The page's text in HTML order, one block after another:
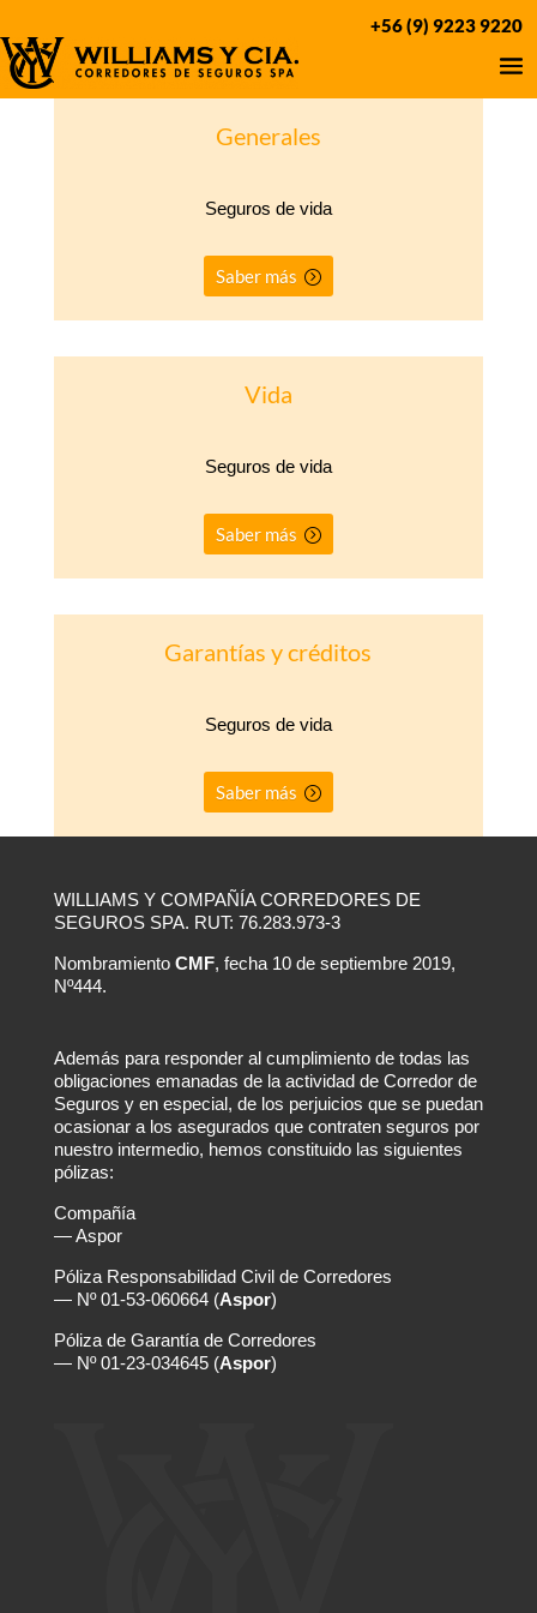
+56 (9) 9223 9220
Generales
Seguros de vida
Saber más
Vida
Seguros de vida
Saber más
Garantías y créditos
Seguros de vida
Saber más
WILLIAMS Y COMPAÑÍA CORREDORES DE
SEGUROS SPA. RUT: 76.283.973-3
Nombramiento CMF, fecha 10 de septiembre 2019,
Nº444.
Además para responder al cumplimiento de todas las
obligaciones emanadas de la actividad de Corredor de
Seguros y en especial, de los perjuicios que se puedan
ocasionar a los asegurados que contraten seguros por
nuestro intermedio, hemos constituido las siguientes
pólizas:
Compañía
— Aspor
Póliza Responsabilidad Civil de Corredores
— Nº 01-53-060664 (Aspor)
Póliza de Garantía de Corredores
— Nº 01-23-034645 (Aspor)